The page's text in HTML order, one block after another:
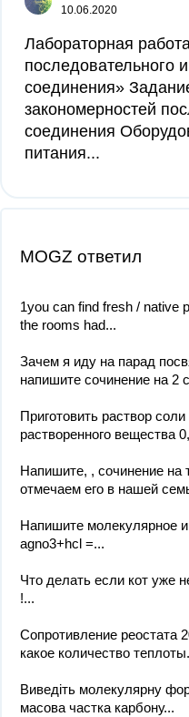
10.06.2020
Лабораторная
последовательного
соединения»
закономерностей
соединения
питания...
MOGZ ответил
1you can find fresh / native
the rooms had...
Зачем я иду на парад
напишите сочинение на 2
Приготовить раствор
растворенного вещества
Напишите, , сочинение
отмечаем его в нашей
Напишите молекулярное
agno3+hcl =...
Что делать если кот уже
!...
Сопротивление реостата
какое количество
Виведiть молекулярну
масова частка карбону...